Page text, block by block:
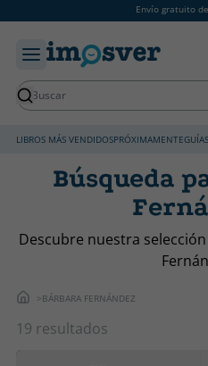
Envío gratuito
LIBROS MÁS VENDIDOSPRÓXIMAMENTE
Búsqueda
Descubre nuestra
BÁRBARA FERNÁNDEZ
19 resultados